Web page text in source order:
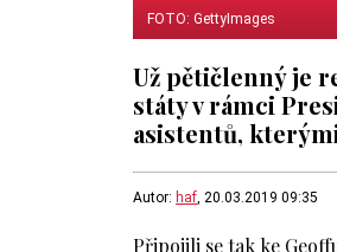
FOTO: GettyImages
Už pětičlenný je
státy v rámci
asistentů,
Autor: haf, 20.03.2019 09:35
Připojili se tak ke